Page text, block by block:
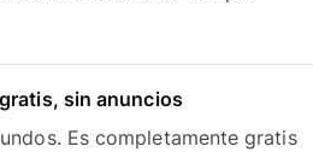
sin anuncios
Es completamente gratis